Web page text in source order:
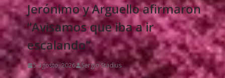
Jerónimo y Arguello afirmaron
“Avisamos que iba a ir
escalando”
5 agosto, 2026 Sergio Stadius